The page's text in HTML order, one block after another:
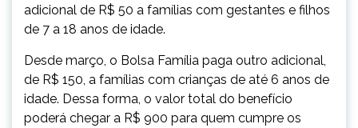
adicional de R$ 50 a famílias com gestantes e filhos
de 7 a 18 anos de idade.
Desde março, o Bolsa Família paga outro adicional,
de R$ 150, a famílias com crianças de até 6 anos de
idade. Dessa forma, o valor total do benefício
poderá chegar a R$ 900 para quem cumpre os